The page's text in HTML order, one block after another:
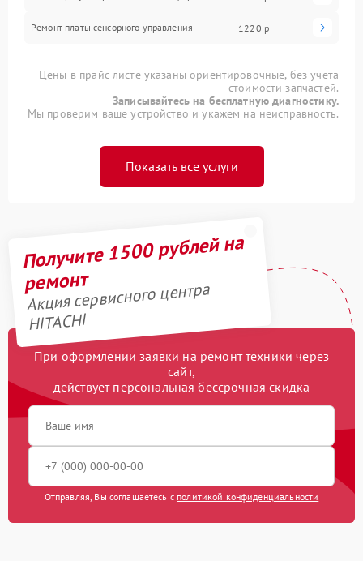
Ремонт платы сенсорного управления 1220 р
Цены в прайс-листе указаны ориентировочные, без учета
стоимости запчастей.
Записывайтесь на бесплатную диагностику.
Мы проверим ваше устройство и укажем на неисправность.
Показать все услуги
Получите 1500 рублей на
ремонт
Акция сервисного центра
HITACHI
При оформлении заявки на ремонт техники через
сайт,
действует персональная бессрочная скидка
Отправляя, Вы соглашаетесь с политикой конфиденциальности